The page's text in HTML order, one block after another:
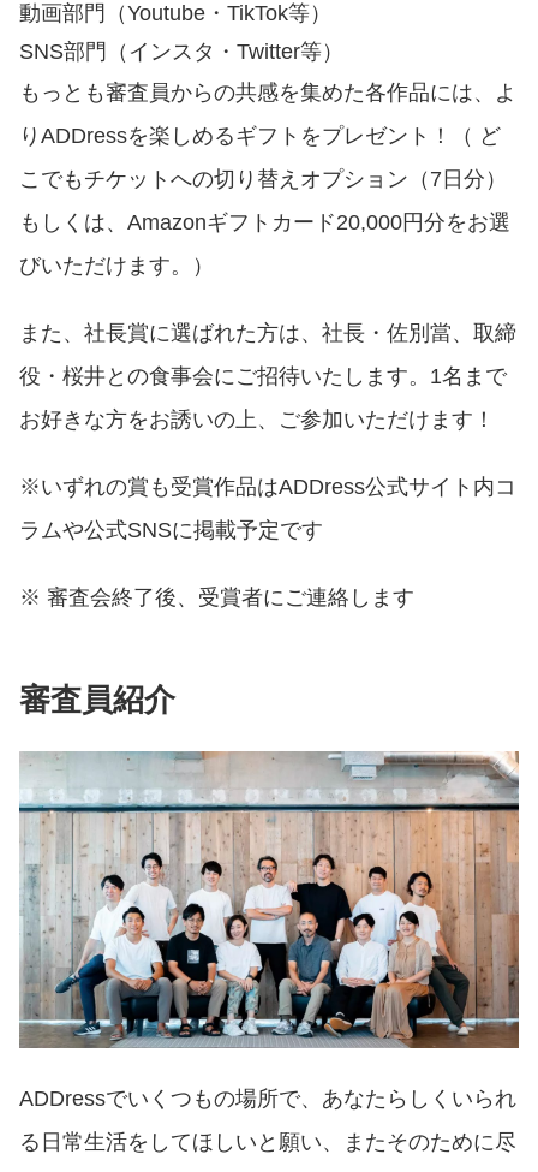
動画部門（Youtube・TikTok等）
SNS部門（インスタ・Twitter等）
もっとも審査員からの共感を集めた各作品には、よ
りADDressを楽しめるギフトをプレゼント！（ ど
こでもチケットへの切り替えオプション（7日分）
もしくは、Amazonギフトカード20,000円分をお選
びいただけます。）
また、社長賞に選ばれた方は、社長・佐別當、取締
役・桜井との食事会にご招待いたします。1名まで
お好きな方をお誘いの上、ご参加いただけます！
※いずれの賞も受賞作品はADDress公式サイト内コ
ラムや公式SNSに掲載予定です
※ 審査会終了後、受賞者にご連絡します
審査員紹介
ADDressでいくつもの場所で、あなたらしくいられ
る日常生活をしてほしいと願い、またそのために尽